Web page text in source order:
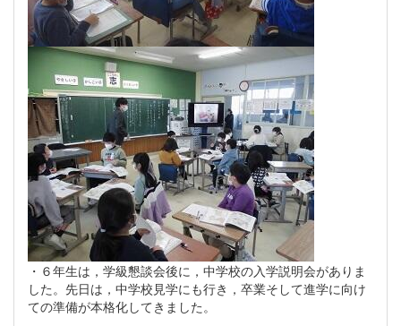
・６年生は，学級懇談会後に，中学校の入学説明会がありま
した。先日は，中学校見学にも行き，卒業そして進学に向け
ての準備が本格化してきました。